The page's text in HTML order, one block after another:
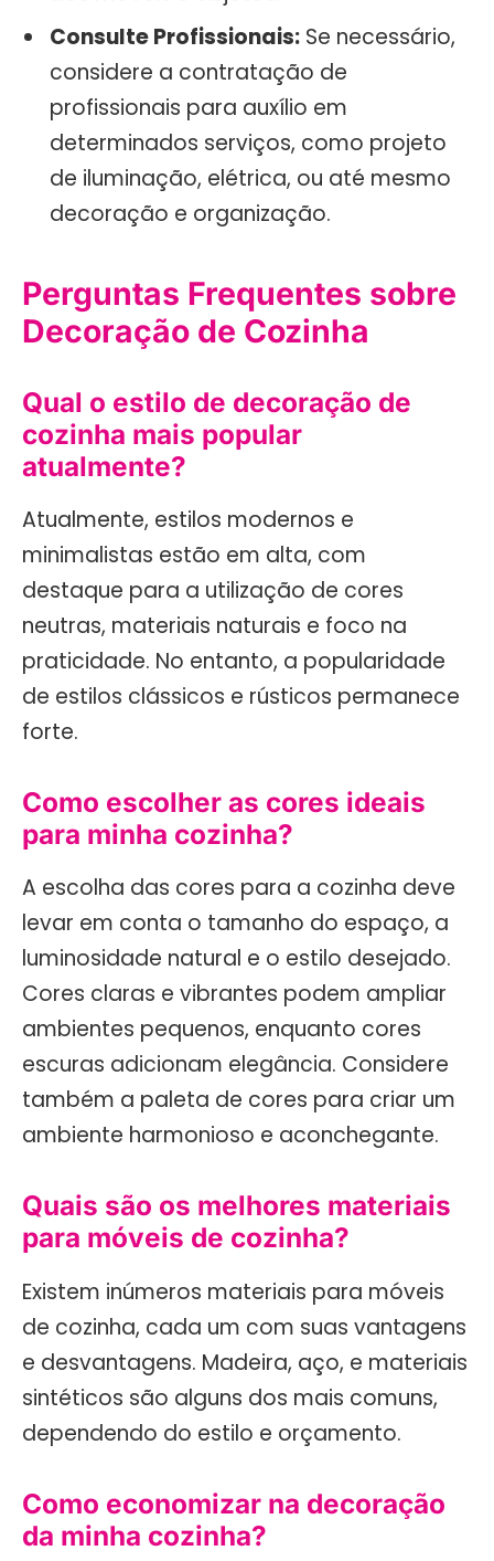
Consulte Profissionais: Se necessário,
considere a contratação de
profissionais para auxílio em
determinados serviços, como projeto
de iluminação, elétrica, ou até mesmo
decoração e organização.
Perguntas Frequentes sobre
Decoração de Cozinha
Qual o estilo de decoração de
cozinha mais popular
atualmente?
Atualmente, estilos modernos e
minimalistas estão em alta, com
destaque para a utilização de cores
neutras, materiais naturais e foco na
praticidade. No entanto, a popularidade
de estilos clássicos e rústicos permanece
forte.
Como escolher as cores ideais
para minha cozinha?
A escolha das cores para a cozinha deve
levar em conta o tamanho do espaço, a
luminosidade natural e o estilo desejado.
Cores claras e vibrantes podem ampliar
ambientes pequenos, enquanto cores
escuras adicionam elegância. Considere
também a paleta de cores para criar um
ambiente harmonioso e aconchegante.
Quais são os melhores materiais
para móveis de cozinha?
Existem inúmeros materiais para móveis
de cozinha, cada um com suas vantagens
e desvantagens. Madeira, aço, e materiais
sintéticos são alguns dos mais comuns,
dependendo do estilo e orçamento.
Como economizar na decoração
da minha cozinha?